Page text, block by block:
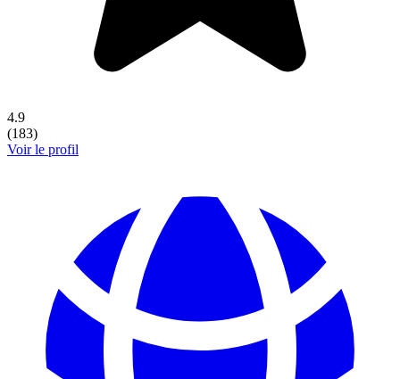
4.9
(183)
Voir le profil